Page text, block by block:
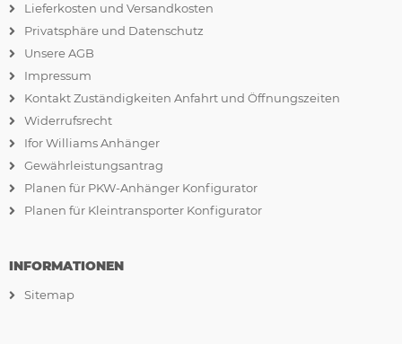
Lieferkosten und Versandkosten
Privatsphäre und Datenschutz
Unsere AGB
Impressum
Kontakt Zuständigkeiten Anfahrt und Öffnungszeiten
Widerrufsrecht
Ifor Williams Anhänger
Gewährleistungsantrag
Planen für PKW-Anhänger Konfigurator
Planen für Kleintransporter Konfigurator
INFORMATIONEN
Sitemap